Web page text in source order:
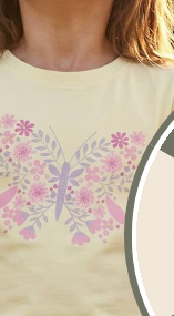
Før
Nu
Mikk-Line